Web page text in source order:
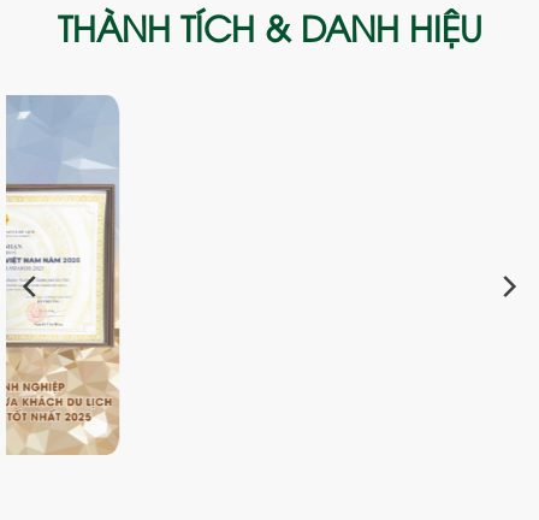
THÀNH TÍCH & DANH HIỆU